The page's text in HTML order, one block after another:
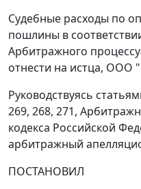
Судебные расходы по
пошлины в
Арбитражного
отнести на истца, ООО
Руководствуясь
269, 268, 271,
кодекса Российской
арбитражный
ПОСТАНОВИЛ